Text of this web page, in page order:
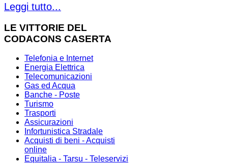
Leggi tutto...
LE VITTORIE DEL
CODACONS CASERTA
Telefonia e Internet
Energia Elettrica
Telecomunicazioni
Gas ed Acqua
Banche - Poste
Turismo
Trasporti
Assicurazioni
Infortunistica Stradale
Acquisti di beni - Acquisti
online
Equitalia - Tarsu - Teleservizi